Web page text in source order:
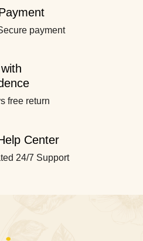
payment
free return
Center
24/7 Support